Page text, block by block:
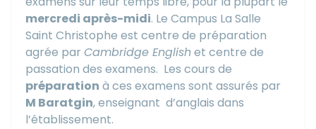
mercredi après-midi. Le Campus La Salle
Saint Christophe est centre de préparation
agrée par Cambridge Englishet centre de
passation des examens. Les cours de
préparation à ces examens sont assurés par
M Baratgin, enseignant d’anglais dans
l’établissement.